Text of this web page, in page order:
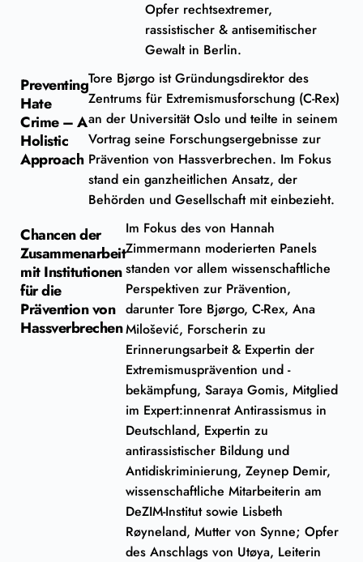
Opfer rechtsextremer,
rassistischer & antisemitischer
Gewalt in Berlin.
Preventing
Hate
Crime – A
Holistic
Approach
Tore Bjørgo ist Gründungsdirektor des
Zentrums für Extremismusforschung (C-Rex)
an der Universität Oslo und teilte in seinem
Vortrag seine Forschungsergebnisse zur
Prävention von Hassverbrechen. Im Fokus
stand ein ganzheitlichen Ansatz, der
Behörden und Gesellschaft mit einbezieht.
Chancen der
Zusammenarbeit
mit Institutionen
für die
Prävention von
Hassverbrechen
Im Fokus des von Hannah
Zimmermann moderierten Panels
standen vor allem wissenschaftliche
Perspektiven zur Prävention,
darunter Tore Bjørgo, C-Rex, Ana
Milošević, Forscherin zu
Erinnerungsarbeit & Expertin der
Extremismusprävention und -
bekämpfung, Saraya Gomis, Mitglied
im Expert:innenrat Antirassismus in
Deutschland, Expertin zu
antirassistischer Bildung und
Antidiskriminierung, Zeynep Demir,
wissenschaftliche Mitarbeiterin am
DeZIM-Institut sowie Lisbeth
Røyneland, Mutter von Synne; Opfer
des Anschlags von Utøya, Leiterin